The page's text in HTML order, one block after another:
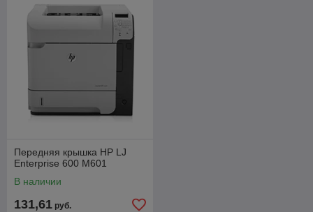
Передняя крышка HP LJ
Enterprise 600 M601
В наличии
131,61 руб.